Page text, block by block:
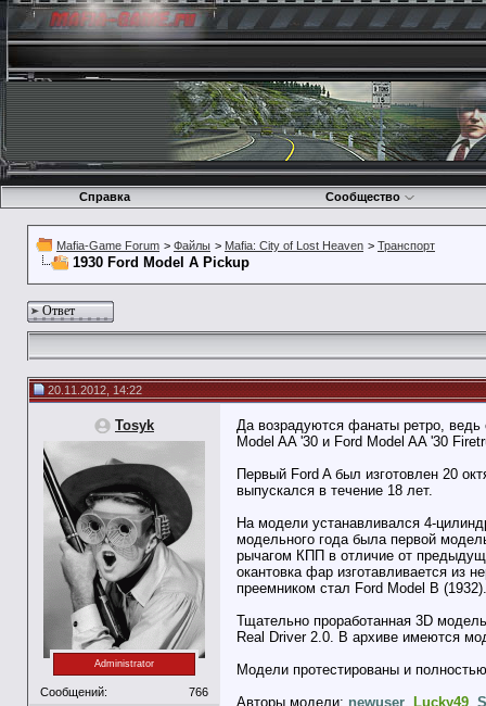
Справка Сообщество
Mafia-Game Forum > Файлы > Mafia: City of Lost Heaven > Транспорт
1930 Ford Model A Pickup
Ответ
20.11.2012, 14:22
Tosyk
Administrator
Сообщений:
766
Да возрадуются фанаты ретро,
Model AA '30 и Ford Model AA '30
Первый Ford A был изготовлен 20
выпускался в течение 18 лет.
На модели устанавливался 4-
модельного года была первой
рычагом КПП в отличие от
окантовка фар изготавливается из
преемником стал Ford Model B (1932).
Тщательно проработанная 3D
Real Driver 2.0. В архиве имеются
Модели протестированы и
Авторы модели: newuser, Lucky49,